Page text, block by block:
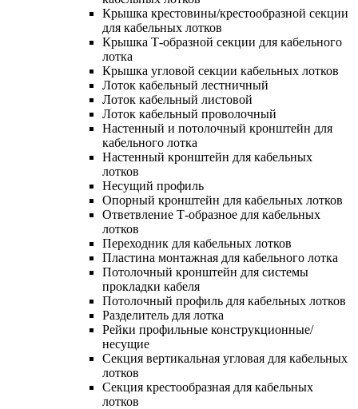
Крышка крестовины/крестообразной секции
для кабельных лотков
Крышка Т-образной секции для кабельного
лотка
Крышка угловой секции кабельных лотков
Лоток кабельный лестничный
Лоток кабельный листовой
Лоток кабельный проволочный
Настенный и потолочный кронштейн для
кабельного лотка
Настенный кронштейн для кабельных
лотков
Несущий профиль
Опорный кронштейн для кабельных лотков
Ответвление Т-образное для кабельных
лотков
Переходник для кабельных лотков
Пластина монтажная для кабельного лотка
Потолочный кронштейн для системы
прокладки кабеля
Потолочный профиль для кабельных лотков
Разделитель для лотка
Рейки профильные конструкционные/
несущие
Секция вертикальная угловая для кабельных
лотков
Секция крестообразная для кабельных
лотков